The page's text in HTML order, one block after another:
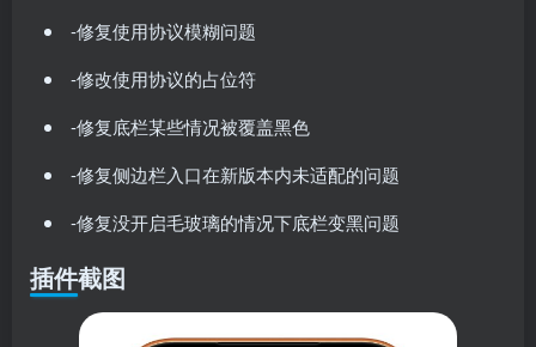
-修复使用协议模糊问题
-修改使用协议的占位符
-修复底栏某些情况被覆盖黑色
-修复侧边栏入口在新版本内未适配的问题
-修复没开启毛玻璃的情况下底栏变黑问题
插件截图